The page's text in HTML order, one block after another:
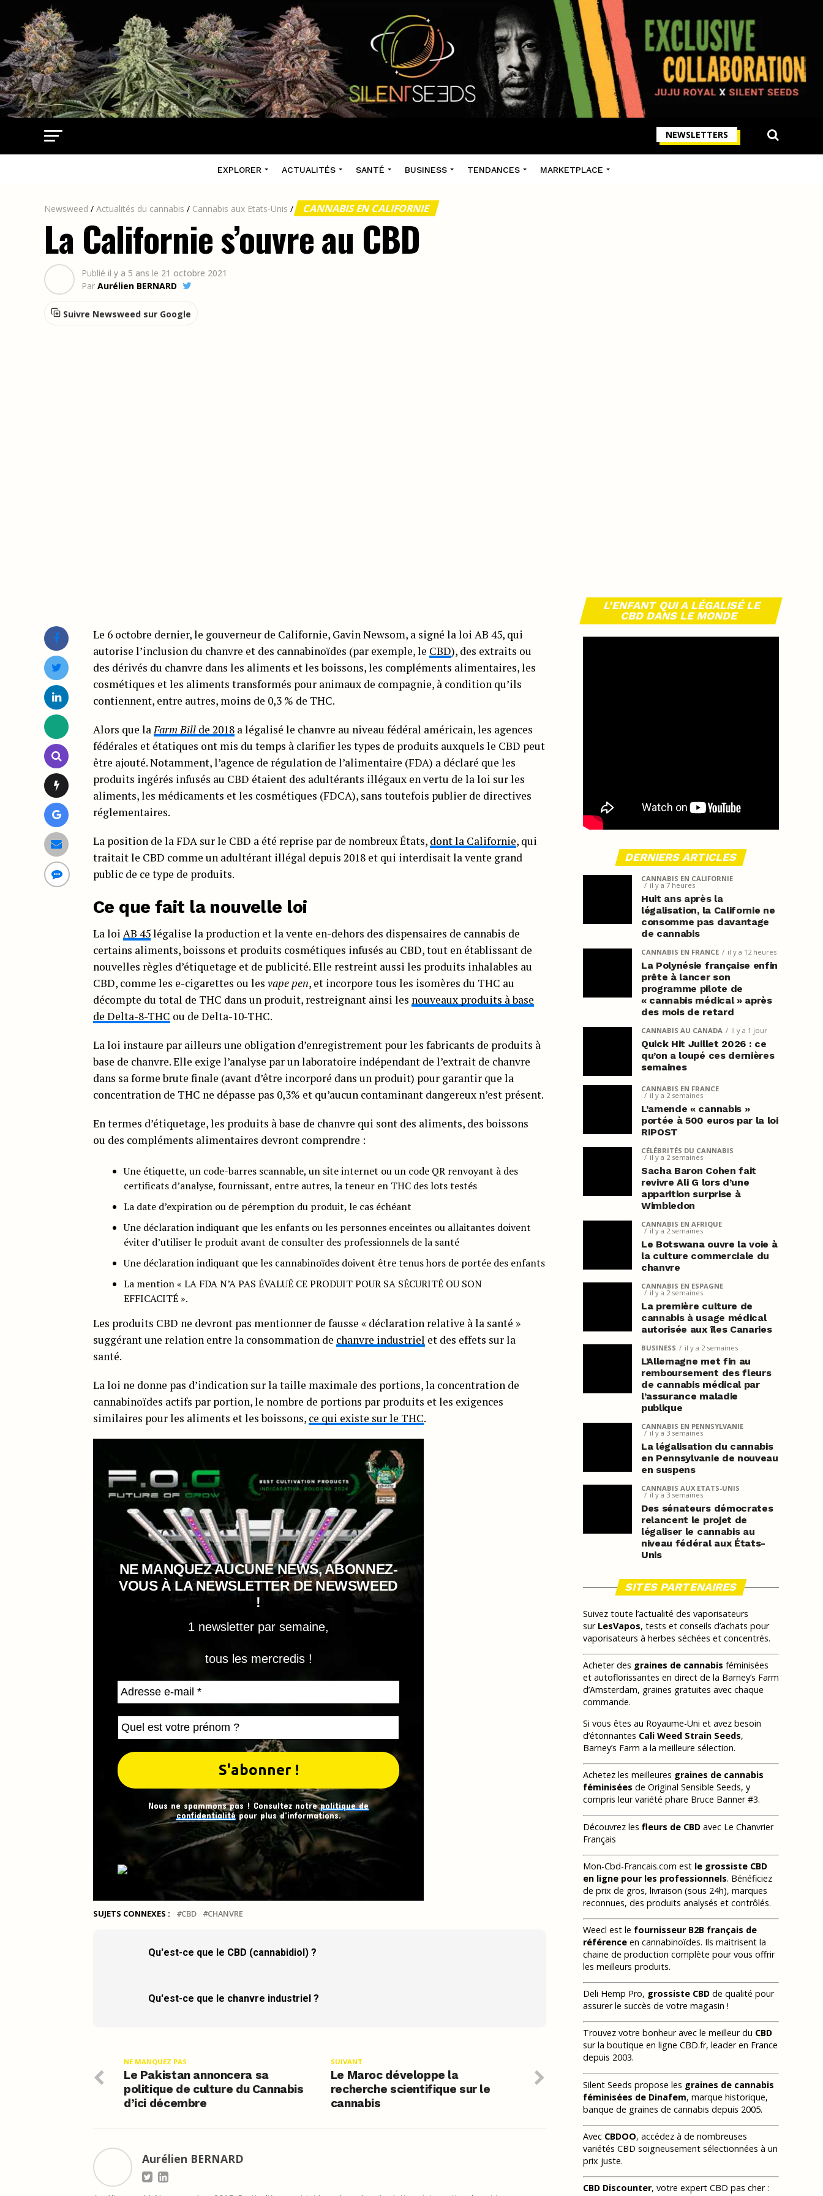
NEWSLETTERS
EXPLORER ACTUALITÉS SANTÉ BUSINESS TENDANCES MARKETPLACE
Newsweed / Actualités du cannabis / Cannabis aux Etats-Unis / CANNABIS EN CALIFORNIE
La Californie s’ouvre au CBD
Publié il y a 5 ans le 21 octobre 2021
Par Aurélien BERNARD
Suivre Newsweed sur Google
Le 6 octobre dernier, le gouverneur de Californie, Gavin Newsom, a signé la loi AB 45, qui
autorise l’inclusion du chanvre et des cannabinoïdes (par exemple, le CBD), des extraits ou
des dérivés du chanvre dans les aliments et les boissons, les compléments alimentaires, les
cosmétiques et les aliments transformés pour animaux de compagnie, à condition qu’ils
contiennent, entre autres, moins de 0,3 % de THC.
Alors que la Farm Bill de 2018 a légalisé le chanvre au niveau fédéral américain, les agences
fédérales et étatiques ont mis du temps à clarifier les types de produits auxquels le CBD peut
être ajouté. Notamment, l’agence de régulation de l’alimentaire (FDA) a déclaré que les
produits ingérés infusés au CBD étaient des adultérants illégaux en vertu de la loi sur les
aliments, les médicaments et les cosmétiques (FDCA), sans toutefois publier de directives
réglementaires.
La position de la FDA sur le CBD a été reprise par de nombreux États, dont la Californie, qui
traitait le CBD comme un adultérant illégal depuis 2018 et qui interdisait la vente grand
public de ce type de produits.
Ce que fait la nouvelle loi
La loi AB 45légalise la production et la vente en-dehors des dispensaires de cannabis de
certains aliments, boissons et produits cosmétiques infusés au CBD, tout en établissant de
nouvelles règles d’étiquetage et de publicité. Elle restreint aussi les produits inhalables au
CBD, comme les e-cigarettes ou les vape pen, et incorpore tous les isomères du THC au
décompte du total de THC dans un produit, restreignant ainsi les nouveaux produits à base
de Delta-8-THC ou de Delta-10-THC.
La loi instaure par ailleurs une obligation d’enregistrement pour les fabricants de produits à
base de chanvre. Elle exige l’analyse par un laboratoire indépendant de l’extrait de chanvre
dans sa forme brute finale (avant d’être incorporé dans un produit) pour garantir que la
concentration de THC ne dépasse pas 0,3% et qu’aucun contaminant dangereux n’est présent.
En termes d’étiquetage, les produits à base de chanvre qui sont des aliments, des boissons
ou des compléments alimentaires devront comprendre :
Une étiquette, un code-barres scannable, un site internet ou un code QR renvoyant à des
certificats d’analyse, fournissant, entre autres, la teneur en THC des lots testés
La date d’expiration ou de péremption du produit, le cas échéant
Une déclaration indiquant que les enfants ou les personnes enceintes ou allaitantes doivent
éviter d’utiliser le produit avant de consulter des professionnels de la santé
Une déclaration indiquant que les cannabinoïdes doivent être tenus hors de portée des enfants
La mention « LA FDA N’A PAS ÉVALUÉ CE PRODUIT POUR SA SÉCURITÉ OU SON
EFFICACITÉ ».
Les produits CBD ne devront pas mentionner de fausse « déclaration relative à la santé »
suggérant une relation entre la consommation de chanvre industriel et des effets sur la
santé.
La loi ne donne pas d’indication sur la taille maximale des portions, la concentration de
cannabinoïdes actifs par portion, le nombre de portions par produits et les exigences
similaires pour les aliments et les boissons, ce qui existe sur le THC.
NE MANQUEZ AUCUNE NEWS, ABONNEZ-
VOUS À LA NEWSLETTER DE NEWSWEED
!
1 newsletter par semaine,
tous les mercredis !
Nous ne spammons pas ! Consultez notrepolitique de
confidentialitépour plus d’informations.
SUJETS CONNEXES : CBD CHANVRE
Qu'est-ce que le CBD (cannabidiol) ?
Qu'est-ce que le chanvre industriel ?
SUIVANT
Le Maroc développe la
recherche scientifique sur le
cannabis
NE MANQUEZ PAS
Le Pakistan annoncera sa
politique de culture du Cannabis
d’ici décembre
Aurélien BERNARD
L’ENFANT QUI A LÉGALISÉ LE
CBD DANS LE MONDE
DERNIERS ARTICLES
CANNABIS EN CALIFORNIE
il y a 7 heures
Huit ans après la
légalisation, la Californie ne
consomme pas davantage
de cannabis
CANNABIS EN FRANCE il y a 12 heures
La Polynésie française enfin
prête à lancer son
programme pilote de
« cannabis médical » après
des mois de retard
CANNABIS AU CANADA il y a 1 jour
Quick Hit Juillet 2026 : ce
qu’on a loupé ces dernières
semaines
CANNABIS EN FRANCE
il y a 2 semaines
L’amende « cannabis »
portée à 500 euros par la loi
RIPOST
CÉLÉBRITÉS DU CANNABIS
il y a 2 semaines
Sacha Baron Cohen fait
revivre Ali G lors d’une
apparition surprise à
Wimbledon
CANNABIS EN AFRIQUE
il y a 2 semaines
Le Botswana ouvre la voie à
la culture commerciale du
chanvre
CANNABIS EN ESPAGNE
il y a 2 semaines
La première culture de
cannabis à usage médical
autorisée aux îles Canaries
BUSINESS il y a 2 semaines
L’Allemagne met fin au
remboursement des fleurs
de cannabis médical par
l’assurance maladie
publique
CANNABIS EN PENNSYLVANIE
il y a 3 semaines
La légalisation du cannabis
en Pennsylvanie de nouveau
en suspens
CANNABIS AUX ETATS-UNIS
il y a 3 semaines
Des sénateurs démocrates
relancent le projet de
légaliser le cannabis au
niveau fédéral aux États-
Unis
SITES PARTENAIRES
Suivez toute l’actualité des vaporisateurs
sur LesVapos, tests et conseils d’achats pour
vaporisateurs à herbes séchées et concentrés.
Acheter des graines de cannabis féminisées
et autoflorissantes en direct de la Barney’s Farm
d’Amsterdam, graines gratuites avec chaque
commande.
Si vous êtes au Royaume-Uni et avez besoin
d’étonnantes Cali Weed Strain Seeds,
Barney’s Farm a la meilleure sélection.
Achetez les meilleures graines de cannabis
féminisées de Original Sensible Seeds, y
compris leur variété phare Bruce Banner #3.
Découvrez les fleurs de CBD avec Le Chanvrier
Français
Mon-Cbd-Francais.com est le grossiste CBD
en ligne pour les professionnels. Bénéficiez
de prix de gros, livraison (sous 24h), marques
reconnues, des produits analysés et contrôlés.
Weecl est le fournisseur B2B français de
référence en cannabinoïdes. Ils maitrisent la
chaine de production complète pour vous offrir
les meilleurs produits.
Deli Hemp Pro, grossiste CBD de qualité pour
assurer le succès de votre magasin !
Trouvez votre bonheur avec le meilleur du CBD
sur la boutique en ligne CBD.fr, leader en France
depuis 2003.
Silent Seeds propose les graines de cannabis
féminisées de Dinafem, marque historique,
banque de graines de cannabis depuis 2005.
Avec CBDOO, accédez à de nombreuses
variétés CBD soigneusement sélectionnées à un
prix juste.
CBD Discounter, votre expert CBD pas cher :